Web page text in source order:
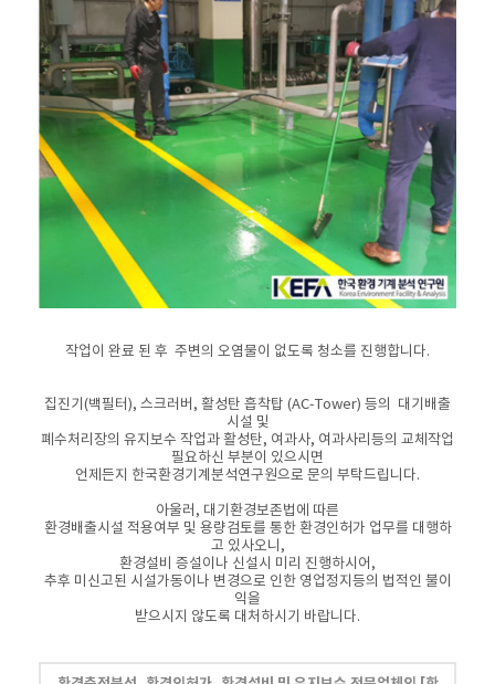
작업이 완료 된 후 주변의 오염물이 없도록 청소를 진행합니다.
집진기(백필터), 스크러버, 활성탄 흡착탑 (AC-Tower) 등의 대기배출
시설 및
폐수처리장의 유지보수 작업과 활성탄, 여과사, 여과사리등의 교체작업
필요하신 부분이 있으시면
언제든지 한국환경기계분석연구원으로 문의 부탁드립니다.
아울러, 대기환경보존법에 따른
환경배출시설 적용여부 및 용량검토를 통한 환경인허가 업무를 대행하
고 있사오니,
환경설비 증설이나 신설시 미리 진행하시어,
추후 미신고된 시설가동이나 변경으로 인한 영업정지등의 법적인 불이
익을
받으시지 않도록 대처하시기 바랍니다.